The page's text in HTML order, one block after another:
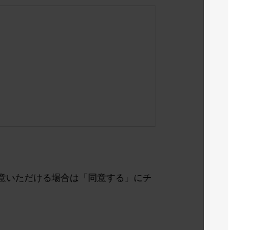
いただける場合は「同意する」にチ